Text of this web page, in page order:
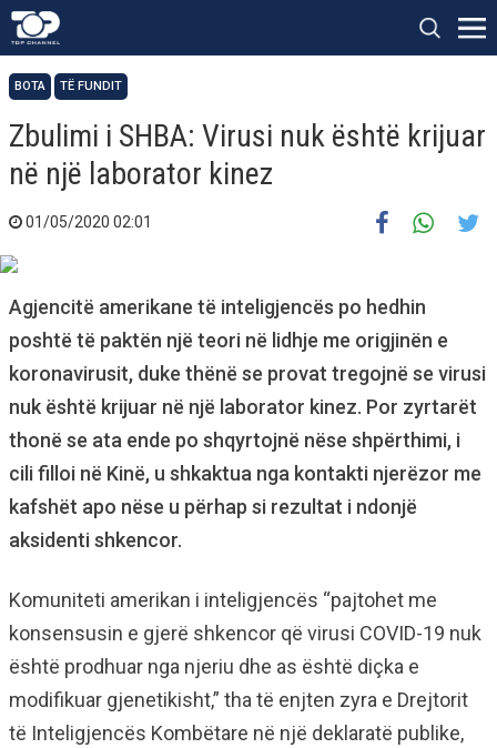
BOTA TË FUNDIT
Zbulimi i SHBA: Virusi nuk është krijuar
në një laborator kinez
01/05/2020 02:01
Agjencitë amerikane të inteligjencës po hedhin
poshtë të paktën një teori në lidhje me origjinën e
koronavirusit, duke thënë se provat tregojnë se virusi
nuk është krijuar në një laborator kinez. Por zyrtarët
thonë se ata ende po shqyrtojnë nëse shpërthimi, i
cili filloi në Kinë, u shkaktua nga kontakti njerëzor me
kafshët apo nëse u përhap si rezultat i ndonjë
aksidenti shkencor.
Komuniteti amerikan i inteligjencës “pajtohet me
konsensusin e gjerë shkencor që virusi COVID-19 nuk
është prodhuar nga njeriu dhe as është diçka e
modifikuar gjenetikisht,” tha të enjten zyra e Drejtorit
të Inteligjencës Kombëtare në një deklaratë publike,